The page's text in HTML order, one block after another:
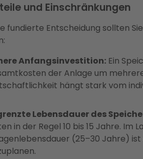
und Einschränkungen
fundierte Entscheidung sollten
Anfangsinvestition: Ein
der Anlage um
hängt stark vom
Lebensdauer des
in der Regel 10 bis 15 Jahre. Im
(25–30 Jahre)